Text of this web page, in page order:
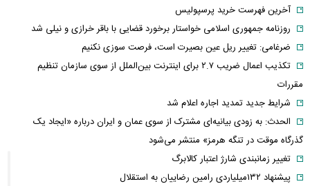
آخرین فهرست خرید پرسپولیس
روزنامه جمهوری اسلامی خواستار برخورد قضایی با باقر خرازی و نیلی شد
ضرغامی: تغییر ریل عین بصیرت است، فرصت سوزی نکنیم
تکذیب اعمال ضریب ۲.۷ برای اینترنت بین‌الملل از سوی سازمان تنظیم
مقررات
شرایط جدید تمدید اجاره اعلام شد
الحدث: به زودی بیانیه‌ای مشترک از سوی عمان و ایران درباره «ایجاد یک
گذرگاه موقت در تنگه هرمز» منتشر می‌شود
تغییر زمانبندی‌ شارژ اعتبار کالابرگ
پیشنهاد ۱۳۲میلیاردی رامین رضاییان به استقلال